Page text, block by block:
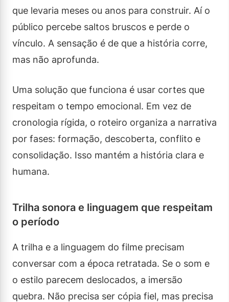
que levaria meses ou anos para construir. Aí o
público percebe saltos bruscos e perde o
vínculo. A sensação é de que a história corre,
mas não aprofunda.
Uma solução que funciona é usar cortes que
respeitam o tempo emocional. Em vez de
cronologia rígida, o roteiro organiza a narrativa
por fases: formação, descoberta, conflito e
consolidação. Isso mantém a história clara e
humana.
Trilha sonora e linguagem que respeitam
o período
A trilha e a linguagem do filme precisam
conversar com a época retratada. Se o som e
o estilo parecem deslocados, a imersão
quebra. Não precisa ser cópia fiel, mas precisa